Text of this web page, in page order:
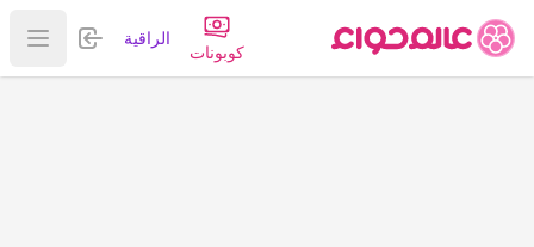
كوبونات
الراقية تسجيل
عرض